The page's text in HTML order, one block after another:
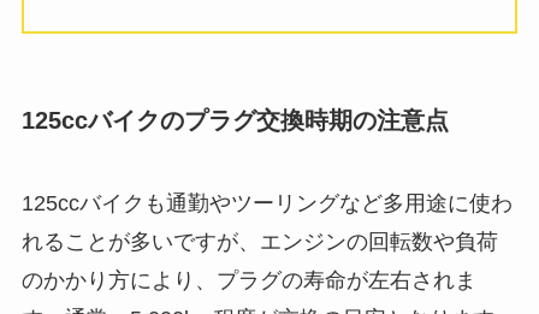
125ccバイクのプラグ交換時期の注意点
125ccバイクも通勤やツーリングなど多用途に使わ
れることが多いですが、エンジンの回転数や負荷
のかかり方により、プラグの寿命が左右されま